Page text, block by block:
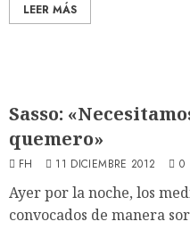
LEER MÁS
Sasso:
quemero»
FH 11 DICIEMBRE 2012 0
Ayer por la noche, los
convocados de manera